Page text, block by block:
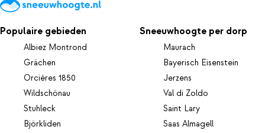
Populaire gebieden
Albiez Montrond
Grächen
Orcières 1850
Wildschönau
Stuhleck
Björkliden
Sneeuwhoogte per dorp
Maurach
Bayerisch Eisenstein
Jerzens
Val di Zoldo
Saint Lary
Saas Almagell